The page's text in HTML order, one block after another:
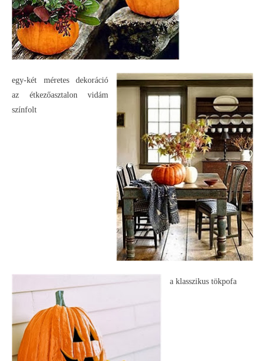
egy-két méretes dekoráció
az étkezőasztalon vidám
színfolt
a klasszikus tökpofa